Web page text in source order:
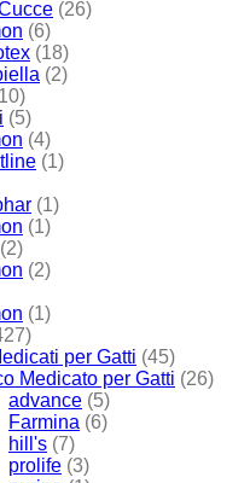
(26)
(6)
(18)
(2)
(5)
(4)
(1)
(1)
(1)
(2)
(2)
(1)
per Gatti (45)
Medicato per Gatti (26)
advance (5)
Farmina (6)
hill's (7)
prolife (3)